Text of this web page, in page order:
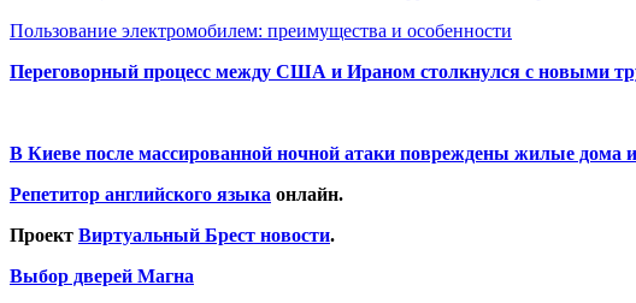
Пользование электромобилем: преимущества и особенности
Переговорный процесс между США и Ираном столкнулся с новыми
В Киеве после массированной ночной атаки повреждены жилые дома
Репетитор английского языка онлайн.
Проект Виртуальный Брест новости.
Выбор дверей Магна